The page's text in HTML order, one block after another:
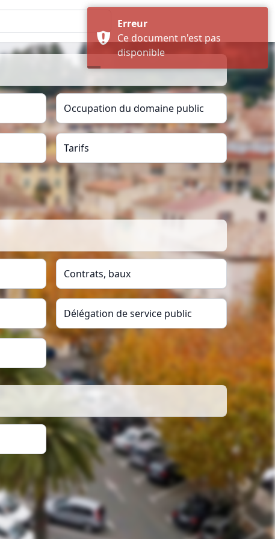
Occupation du domaine public
Tarifs
Contrats, baux
Délégation de service public
Erreur
Ce document n'est pas
disponible